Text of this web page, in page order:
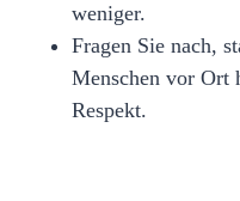
weniger.
Fragen Sie nach,
Menschen vor Ort
Respekt.